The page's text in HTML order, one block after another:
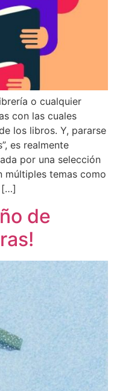
o cualquier
con las cuales
los libros. Y, pararse
es realmente
por una selección
múltiples temas como
[…]
de